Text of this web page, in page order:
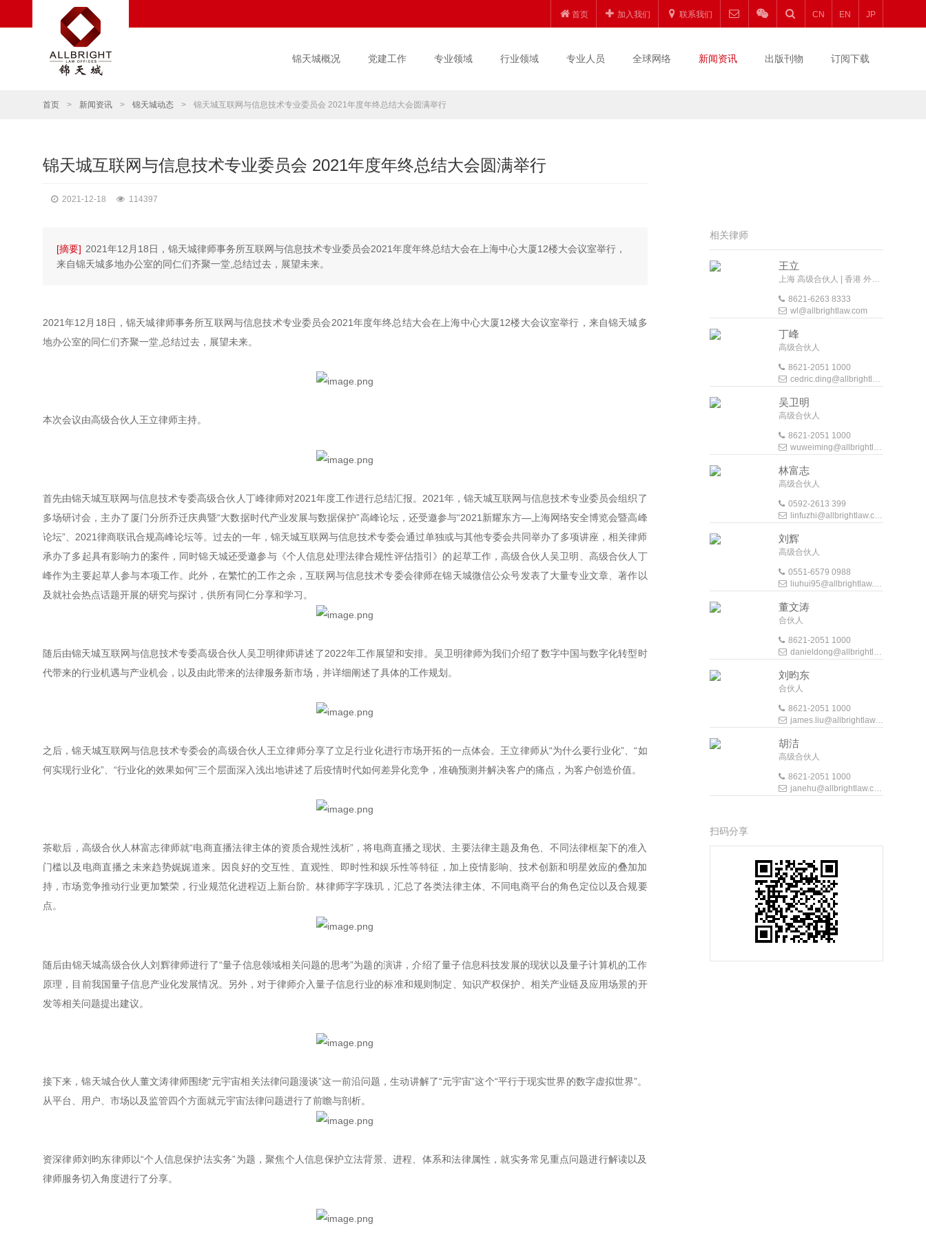
首页 加入我们 联系我们 CN EN JP
锦天城概况 党建工作 专业领域 行业领域 专业人员 全球网络 新闻资讯 出版刊物 订阅下载
首页 > 新闻资讯 > 锦天城动态 > 锦天城互联网与信息技术专业委员会 2021年度年终总结大会圆满举行
锦天城互联网与信息技术专业委员会 2021年度年终总结大会圆满举行
2021-12-18 114397
[摘要] 2021年12月18日，锦天城律师事务所互联网与信息技术专业委员会2021年度年终总结大会在上海中心大厦12楼大会议室举行，
来自锦天城多地办公室的同仁们齐聚一堂,总结过去，展望未来。
2021年12月18日，锦天城律师事务所互联网与信息技术专业委员会2021年度年终总结大会在上海中心大厦12楼大会议室举行，来自锦天城多
地办公室的同仁们齐聚一堂,总结过去，展望未来。
本次会议由高级合伙人王立律师主持。
首先由锦天城互联网与信息技术专委高级合伙人丁峰律师对2021年度工作进行总结汇报。2021年，锦天城互联网与信息技术专业委员会组织了
多场研讨会，主办了厦门分所乔迁庆典暨“大数据时代产业发展与数据保护”高峰论坛，还受邀参与“2021新耀东方—上海网络安全博览会暨高峰
论坛”、2021律商联讯合规高峰论坛等。过去的一年，锦天城互联网与信息技术专委会通过单独或与其他专委会共同举办了多项讲座，相关律师
承办了多起具有影响力的案件，同时锦天城还受邀参与《个人信息处理法律合规性评估指引》的起草工作，高级合伙人吴卫明、高级合伙人丁
峰作为主要起草人参与本项工作。此外，在繁忙的工作之余，互联网与信息技术专委会律师在锦天城微信公众号发表了大量专业文章、著作以
及就社会热点话题开展的研究与探讨，供所有同仁分享和学习。
随后由锦天城互联网与信息技术专委高级合伙人吴卫明律师讲述了2022年工作展望和安排。吴卫明律师为我们介绍了数字中国与数字化转型时
代带来的行业机遇与产业机会，以及由此带来的法律服务新市场，并详细阐述了具体的工作规划。
之后，锦天城互联网与信息技术专委会的高级合伙人王立律师分享了立足行业化进行市场开拓的一点体会。王立律师从“为什么要行业化”、“如
何实现行业化”、“行业化的效果如何”三个层面深入浅出地讲述了后疫情时代如何差异化竞争，准确预测并解决客户的痛点，为客户创造价值。
茶歇后，高级合伙人林富志律师就“电商直播法律主体的资质合规性浅析”，将电商直播之现状、主要法律主题及角色、不同法律框架下的准入
门槛以及电商直播之未来趋势娓娓道来。因良好的交互性、直观性、即时性和娱乐性等特征，加上疫情影响、技术创新和明星效应的叠加加
持，市场竞争推动行业更加繁荣，行业规范化进程迈上新台阶。林律师字字珠玑，汇总了各类法律主体、不同电商平台的角色定位以及合规要
点。
随后由锦天城高级合伙人刘辉律师进行了“量子信息领域相关问题的思考”为题的演讲，介绍了量子信息科技发展的现状以及量子计算机的工作
原理，目前我国量子信息产业化发展情况。另外，对于律师介入量子信息行业的标准和规则制定、知识产权保护、相关产业链及应用场景的开
发等相关问题提出建议。
接下来，锦天城合伙人董文涛律师围绕“元宇宙相关法律问题漫谈”这一前沿问题，生动讲解了“元宇宙”这个“平行于现实世界的数字虚拟世界”。
从平台、用户、市场以及监管四个方面就元宇宙法律问题进行了前瞻与剖析。
资深律师刘昀东律师以“个人信息保护法实务”为题，聚焦个人信息保护立法背景、进程、体系和法律属性，就实务常见重点问题进行解读以及
律师服务切入角度进行了分享。
相关律师
王立
上海 高级合伙人 | 香港 外地法律顾问
8621-6263 8333
wl@allbrightlaw.com
丁峰
高级合伙人
8621-2051 1000
cedric.ding@allbrightlaw.com
吴卫明
高级合伙人
8621-2051 1000
wuweiming@allbrightlaw.com
林富志
高级合伙人
0592-2613 399
linfuzhi@allbrightlaw.com
刘辉
高级合伙人
0551-6579 0988
liuhui95@allbrightlaw.com
董文涛
合伙人
8621-2051 1000
danieldong@allbrightlaw.com
刘昀东
合伙人
8621-2051 1000
james.liu@allbrightlaw.com
胡洁
高级合伙人
8621-2051 1000
janehu@allbrightlaw.com
扫码分享